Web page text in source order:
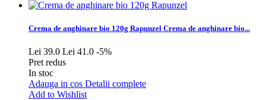
Crema de anghinare bio 120g Rapunzel Crema de anghinare bio...
Lei 39.0 Lei 41.0 -5%
Pret redus
In stoc
Adauga in cos Detalii complete
Add to Wishlist